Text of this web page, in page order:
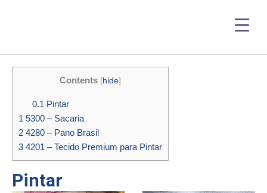
Contents [hide]
0.1 Pintar
1 5300 – Sacaria
2 4280 – Pano Brasil
3 4201 – Tecido Premium para Pintar
Pintar